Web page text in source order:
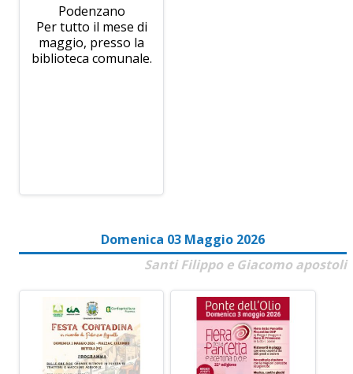
Podenzano
Per tutto il mese di
maggio, presso la
biblioteca comunale.
Domenica 03 Maggio 2026
Santi Filippo e Giacomo apostoli